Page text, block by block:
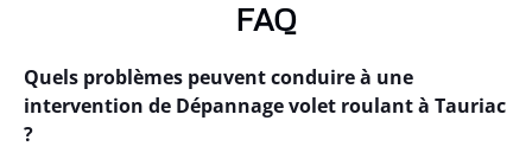
FAQ
Quels problèmes peuvent conduire à une
intervention de Dépannage volet roulant à Tauriac
?